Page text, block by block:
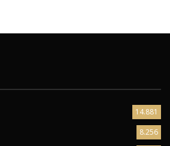
14.881
8.256